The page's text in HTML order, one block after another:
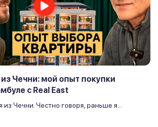
Чечни: мой опыт покупки
с Real East
Чечни. Честно говоря, раньше я...